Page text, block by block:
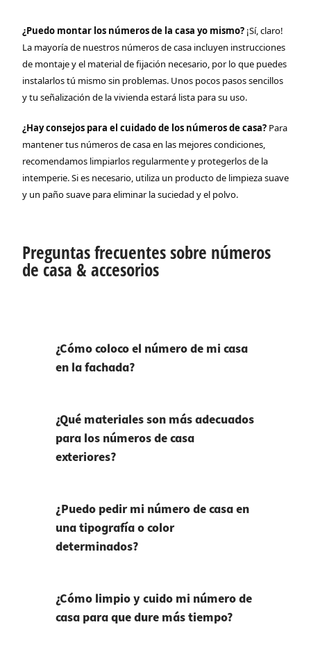
¿Puedo montar los números de la casa yo mismo? ¡Sí, claro!
La mayoría de nuestros números de casa incluyen instrucciones
de montaje y el material de fijación necesario, por lo que puedes
instalarlos tú mismo sin problemas. Unos pocos pasos sencillos
y tu señalización de la vivienda estará lista para su uso.
¿Hay consejos para el cuidado de los números de casa? Para
mantener tus números de casa en las mejores condiciones,
recomendamos limpiarlos regularmente y protegerlos de la
intemperie. Si es necesario, utiliza un producto de limpieza suave
y un paño suave para eliminar la suciedad y el polvo.
Preguntas frecuentes sobre números
de casa & accesorios
¿Cómo coloco el número de mi casa
en la fachada?
¿Qué materiales son más adecuados
para los números de casa
exteriores?
¿Puedo pedir mi número de casa en
una tipografía o color
determinados?
¿Cómo limpio y cuido mi número de
casa para que dure más tiempo?